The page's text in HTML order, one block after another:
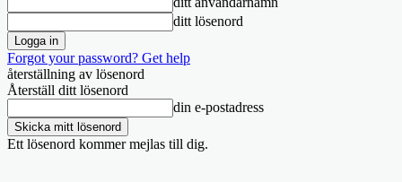
ditt lösenord
Forgot your password? Get help
återställning av lösenord
Återställ ditt lösenord
din e-postadress
Ett lösenord kommer mejlas till dig.